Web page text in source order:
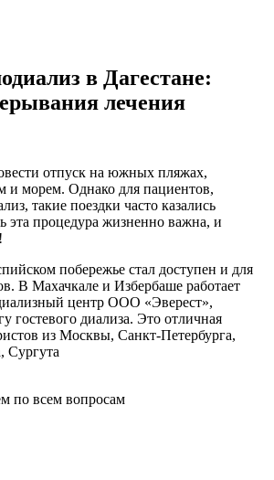
в Дагестане:
лечения
отпуск на южных пляжах,
и морем. Однако для пациентов,
такие поездки часто казались
процедура жизненно важна, и
побережье стал доступен и для
В Махачкале и Избербаше работает
центр ООО «Эверест»,
гостевого диализа. Это отличная
из Москвы, Санкт-Петербурга,
Сургута
по всем вопросам